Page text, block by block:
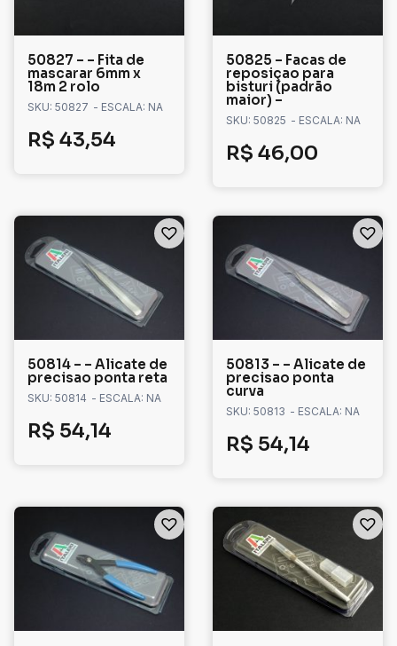
50827 – – Fita de
mascarar 6mm x
18m 2 rolo
SKU: 50827 - ESCALA: NA
R$ 43,54
50825 – Facas de
reposiçao para
bisturi (padrão
maior) –
SKU: 50825 - ESCALA: NA
R$ 46,00
50814 – – Alicate de
precisao ponta reta
SKU: 50814 - ESCALA: NA
R$ 54,14
50813 – – Alicate de
precisao ponta
curva
SKU: 50813 - ESCALA: NA
R$ 54,14